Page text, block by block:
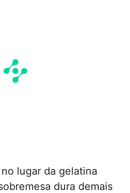
lugar da gelatina
dura demais